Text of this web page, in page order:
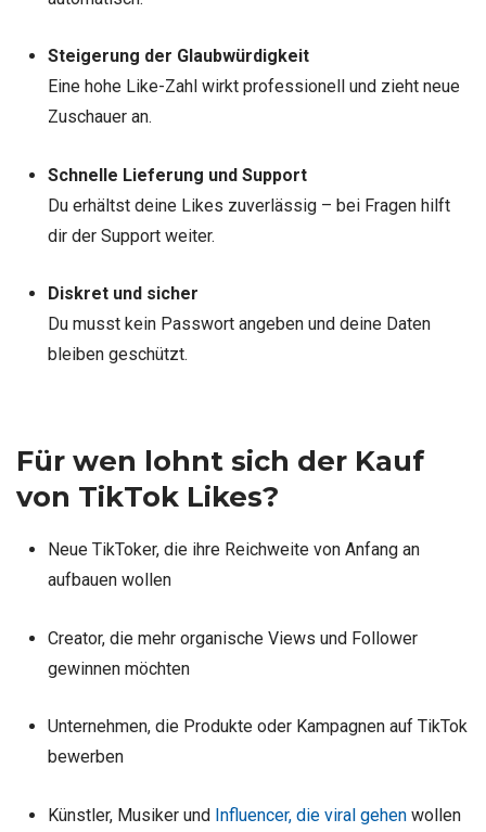
Steigerung der Glaubwürdigkeit
Eine hohe Like-Zahl wirkt professionell und zieht neue
Zuschauer an.
Schnelle Lieferung und Support
Du erhältst deine Likes zuverlässig – bei Fragen hilft
dir der Support weiter.
Diskret und sicher
Du musst kein Passwort angeben und deine Daten
bleiben geschützt.
Für wen lohnt sich der Kauf
von TikTok Likes?
Neue TikToker, die ihre Reichweite von Anfang an
aufbauen wollen
Creator, die mehr organische Views und Follower
gewinnen möchten
Unternehmen, die Produkte oder Kampagnen auf TikTok
bewerben
Künstler, Musiker und Influencer, die viral gehenwollen